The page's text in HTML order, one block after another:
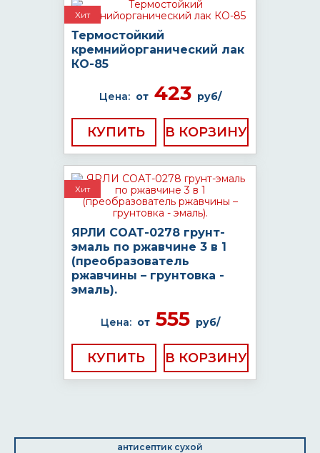
Хит
Термостойкий
кремнийорганический лак
КО-85
Цена: от423 руб/
КУПИТЬ
Хит
ЯРЛИ СОАТ-0278 грунт-
эмаль по ржавчине 3 в 1
(преобразователь
ржавчины – грунтовка -
эмаль).
Цена: от555 руб/
КУПИТЬ
антисептик сухой